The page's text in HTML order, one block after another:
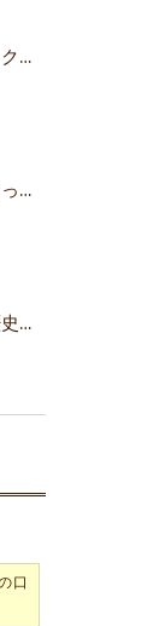
現代ピアノテクニックは万能？
久しぶりの投稿になってしまいました……
ピアノの演奏にも歴史あり！？
口